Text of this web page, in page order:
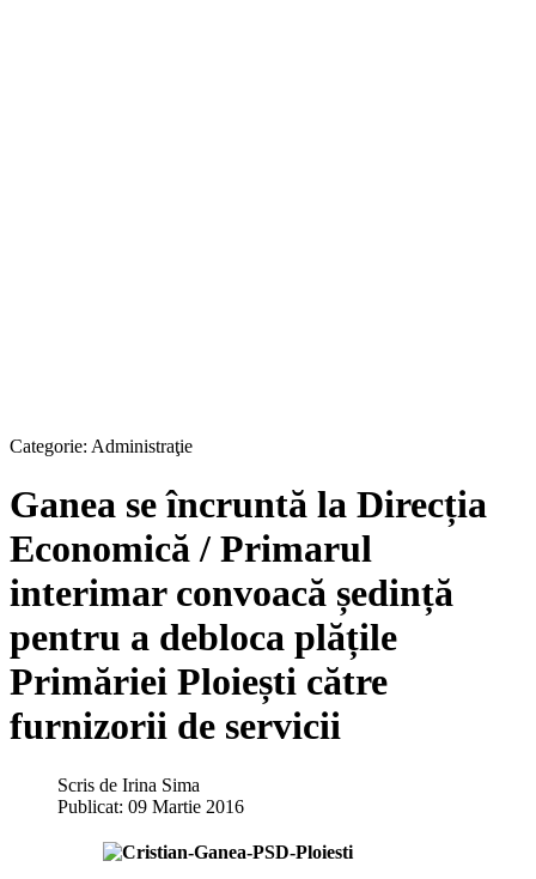
Categorie: Administraţie
Ganea se încruntă la Direcția
Economică / Primarul
interimar convoacă ședință
pentru a debloca plățile
Primăriei Ploiești către
furnizorii de servicii
Scris de Irina Sima
Publicat: 09 Martie 2016